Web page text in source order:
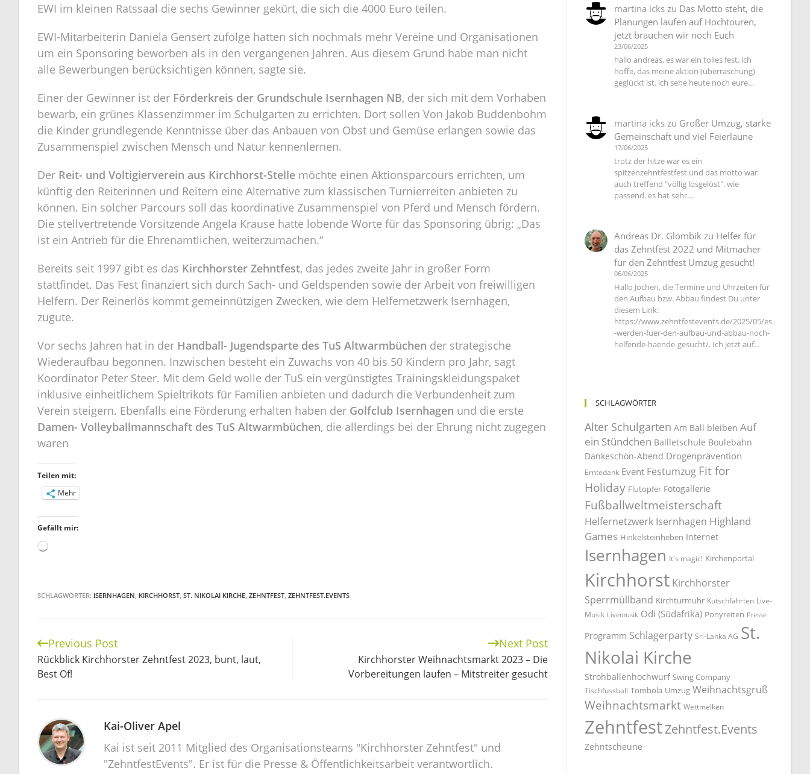
EWI im kleinen Ratssaal die sechs Gewinner gekürt, die sich die 4000 Euro teilen.
EWI-Mitarbeiterin Daniela Gensert zufolge hatten sich nochmals mehr Vereine und Organisationen
um ein Sponsoring beworben als in den vergangenen Jahren. Aus diesem Grund habe man nicht
alle Bewerbungen berücksichtigen können, sagte sie.
Einer der Gewinner ist der Förderkreis der Grundschule Isernhagen NB, der sich mit dem Vorhaben
bewarb, ein grünes Klassenzimmer im Schulgarten zu errichten. Dort sollen Von Jakob Buddenbohm
die Kinder grundlegende Kenntnisse über das Anbauen von Obst und Gemüse erlangen sowie das
Zusammenspiel zwischen Mensch und Natur kennenlernen.
Der Reit- und Voltigierverein aus Kirchhorst-Stelle möchte einen Aktionsparcours errichten, um
künftig den Reiterinnen und Reitern eine Alternative zum klassischen Turnierreiten anbieten zu
können. Ein solcher Parcours soll das koordinative Zusammenspiel von Pferd und Mensch fördern.
Die stellvertretende Vorsitzende Angela Krause hatte lobende Worte für das Sponsoring übrig: „Das
ist ein Antrieb für die Ehrenamtlichen, weiterzumachen.“
Bereits seit 1997 gibt es das Kirchhorster Zehntfest, das jedes zweite Jahr in großer Form
stattfindet. Das Fest finanziert sich durch Sach- und Geldspenden sowie der Arbeit von freiwilligen
Helfern. Der Reinerlös kommt gemeinnützigen Zwecken, wie dem Helfernetzwerk Isernhagen,
zugute.
Vor sechs Jahren hat in der Handball- Jugendsparte des TuS Altwarmbüchen der strategische
Wiederaufbau begonnen. Inzwischen besteht ein Zuwachs von 40 bis 50 Kindern pro Jahr, sagt
Koordinator Peter Steer. Mit dem Geld wolle der TuS ein vergünstigtes Trainingskleidungspaket
inklusive einheitlichem Spieltrikots für Familien anbieten und dadurch die Verbundenheit zum
Verein steigern. Ebenfalls eine Förderung erhalten haben der Golfclub Isernhagen und die erste
Damen- Volleyballmannschaft des TuS Altwarmbüchen, die allerdings bei der Ehrung nicht zugegen
waren
Teilen mit:
Mehr
Gefällt mir:
Wird
SCHLAGWÖRTER: ISERNHAGEN KIRCHHORST ST. NIKOLAI KIRCHE ZEHNTFEST ZEHNTFEST.EVENTS
Continue
Reading
Previous Post
Rückblick Kirchhorster Zehntfest 2023, bunt, laut,
Best Of!
Next Post
Kirchhorster Weihnachtsmarkt 2023 – Die
Vorbereitungen laufen – Mitstreiter gesucht
Kai-Oliver Apel
Kai ist seit 2011 Mitglied des Organisationsteams "Kirchhorster Zehntfest" und
"ZehntfestEvents". Er ist für die Presse & Öffentlichkeitsarbeit verantwortlich.
martina icks zu Das Motto steht, die
Planungen laufen auf Hochtouren,
jetzt brauchen wir noch Euch
23/06/2025
hallo andreas, es war ein tolles fest. ich
hoffe, das meine aktion (überraschung)
geglückt ist. ich sehe heute noch eure…
martina icks zu Großer Umzug, starke
Gemeinschaft und viel Feierlaune
17/06/2025
trotz der hitze war es ein
spitzenzehntfestfest und das motto war
auch treffend "völlig losgelöst". wie
passend. es hat sehr…
Andreas Dr. Glombik zu Helfer für
das Zehntfest 2022 und Mitmacher
für den Zehntfest Umzug gesucht!
06/06/2025
Hallo Jochen, die Termine und Uhrzeiten für
den Aufbau bzw. Abbau findest Du unter
diesem Link:
https://www.zehntfestevents.de/2025/05/es
-werden-fuer-den-aufbau-und-abbau-noch-
helfende-haende-gesucht/. Ich jetzt auf…
SCHLAGWÖRTER
Alter Schulgarten Am Ball bleiben Auf
ein Stündchen Ballletschule Boulebahn
Dankeschön-Abend Drogenprävention
Erntedank Event Festumzug Fit for
Holiday Flutopfer Fotogallerie
Fußballweltmeisterschaft
Helfernetzwerk Isernhagen Highland
Games Hinkelsteinheben Internet
Isernhagen It's magic! Kirchenportal
Kirchhorst Kirchhorster
Sperrmüllband Kirchturmuhr Kutschfahrten Live-
Musik Livemusik Odi (Südafrika) Ponyreiten Presse
Programm Schlagerparty Sri-Lanka AG St.
Nikolai Kirche
Strohballenhochwurf Swing Company
Tischfussball Tombola Umzug Weihnachtsgruß
Weihnachtsmarkt Wettmelken
ZehntfestZehntfest.Events
Zehntscheune